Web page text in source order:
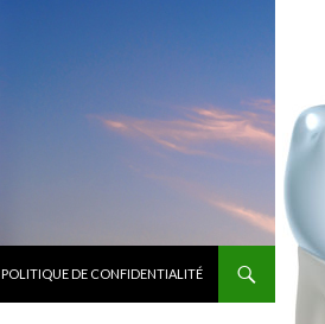
POLITIQUE DE CONFIDENTIALITÉ